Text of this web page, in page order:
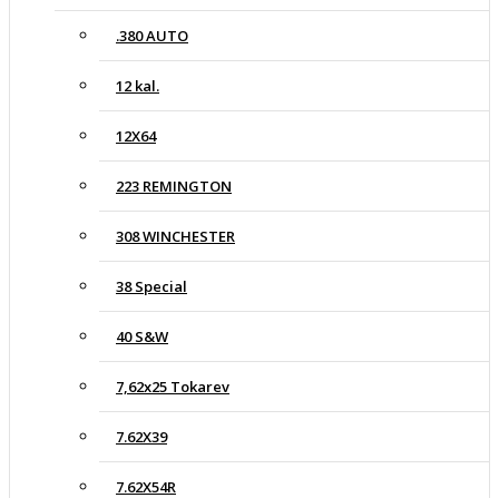
.380 AUTO
12 kal.
12X64
223 REMINGTON
308 WINCHESTER
38 Special
40 S&W
7,62x25 Tokarev
7.62X39
7.62X54R